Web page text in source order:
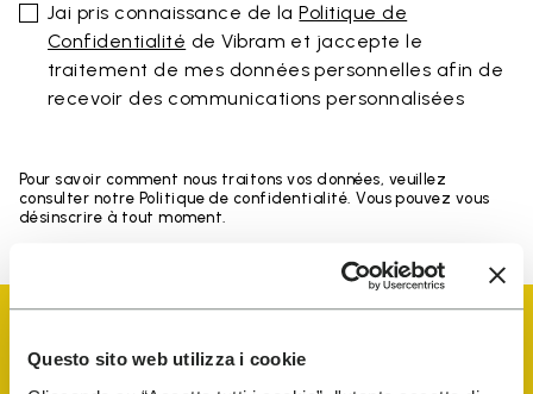
Questo sito web utilizza i cookie
Jai pris connaissance de laPolitique de
Confidentialité de Vibram et jaccepte le
traitement de mes données personnelles afin de
recevoir des communications personnalisées
Pour savoir comment nous traitons vos données, veuillez
consulter notre Politique de confidentialité. Vous pouvez vous
désinscrire à tout moment.